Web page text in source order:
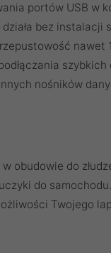
portów USB w
bez instalacji
nawet
szybkich
nośników
obudowie do
do
Twojego